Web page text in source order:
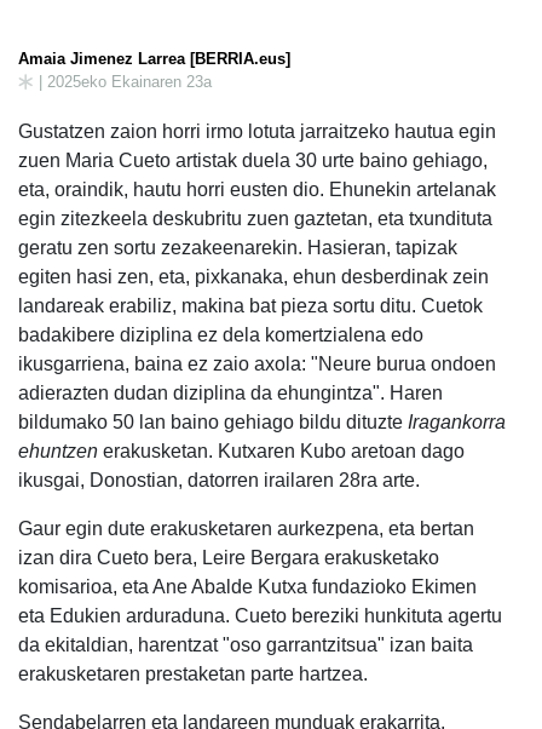
Amaia Jimenez Larrea [BERRIA.eus]
| 2025eko Ekainaren 23a
Gustatzen zaion horri irmo lotuta jarraitzeko hautua egin
zuen Maria Cueto artistak duela 30 urte baino gehiago,
eta, oraindik, hautu horri eusten dio. Ehunekin artelanak
egin zitezkeela deskubritu zuen gaztetan, eta txundituta
geratu zen sortu zezakeenarekin. Hasieran, tapizak
egiten hasi zen, eta, pixkanaka, ehun desberdinak zein
landareak erabiliz, makina bat pieza sortu ditu. Cuetok
badakibere diziplina ez dela komertzialena edo
ikusgarriena, baina ez zaio axola: "Neure burua ondoen
adierazten dudan diziplina da ehungintza". Haren
bildumako 50 lan baino gehiago bildu dituzte Iragankorra
ehuntzen erakusketan. Kutxaren Kubo aretoan dago
ikusgai, Donostian, datorren irailaren 28ra arte.
Gaur egin dute erakusketaren aurkezpena, eta bertan
izan dira Cueto bera, Leire Bergara erakusketako
komisarioa, eta Ane Abalde Kutxa fundazioko Ekimen
eta Edukien arduraduna. Cueto bereziki hunkituta agertu
da ekitaldian, harentzat "oso garrantzitsua" izan baita
erakusketaren prestaketan parte hartzea.
Sendabelarren eta landareen munduak erakarrita,